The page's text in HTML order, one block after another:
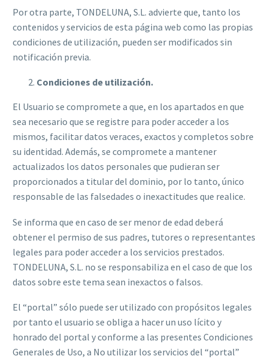
Por otra parte, TONDELUNA, S.L. advierte que, tanto los
contenidos y servicios de esta página web como las propias
condiciones de utilización, pueden ser modificados sin
notificación previa.
Condiciones de utilización.
El Usuario se compromete a que, en los apartados en que
sea necesario que se registre para poder acceder a los
mismos, facilitar datos veraces, exactos y completos sobre
su identidad. Además, se compromete a mantener
actualizados los datos personales que pudieran ser
proporcionados a titular del dominio, por lo tanto, único
responsable de las falsedades o inexactitudes que realice.
Se informa que en caso de ser menor de edad deberá
obtener el permiso de sus padres, tutores o representantes
legales para poder acceder a los servicios prestados.
TONDELUNA, S.L. no se responsabiliza en el caso de que los
datos sobre este tema sean inexactos o falsos.
El “portal” sólo puede ser utilizado con propósitos legales
por tanto el usuario se obliga a hacer un uso lícito y
honrado del portal y conforme a las presentes Condiciones
Generales de Uso, a No utilizar los servicios del “portal”